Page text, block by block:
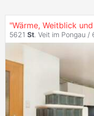
5621 St. Veit im Pongau /